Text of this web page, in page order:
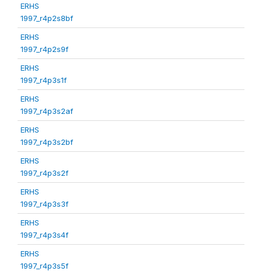
ERHS
1997_r4p2s8bf
ERHS
1997_r4p2s9f
ERHS
1997_r4p3s1f
ERHS
1997_r4p3s2af
ERHS
1997_r4p3s2bf
ERHS
1997_r4p3s2f
ERHS
1997_r4p3s3f
ERHS
1997_r4p3s4f
ERHS
1997_r4p3s5f